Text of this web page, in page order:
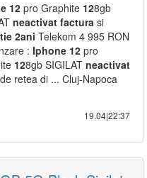
12 pro Graphite 128gb
neactivat factura si
2ani Telekom 4 995 RON
: Iphone 12 pro
128gb SIGILAT neactivat
retea di ... Cluj-Napoca
19.04|22:37